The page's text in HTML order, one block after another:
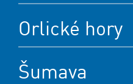
Orlické hory
Šumava